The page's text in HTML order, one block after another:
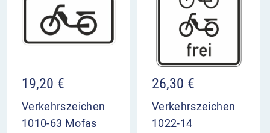
19,20 €
Verkehrszeichen
1010-63 Mofas
26,30 €
Verkehrszeichen
1022-14